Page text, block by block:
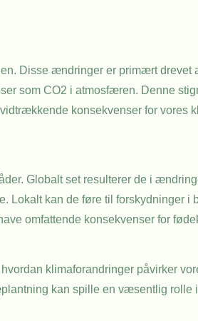
Disse ændringer er primært drevet
som CO2 i atmosfæren. Denne
konsekvenser for vores
Globalt set resulterer de i
Lokalt kan de føre til forskydninger i
omfattende konsekvenser for
klimaforandringer påvirker
kan spille en væsentlig rolle